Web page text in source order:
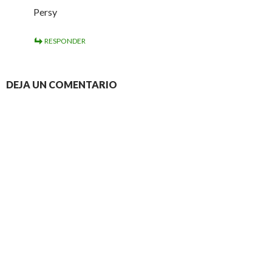
Persy
RESPONDER
DEJA UN COMENTARIO